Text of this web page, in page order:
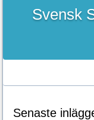
Svensk
Senaste